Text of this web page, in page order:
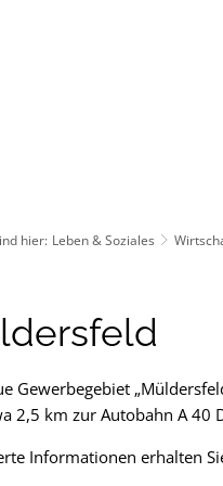
hier: Leben & Soziales
Gewerbegebiet
2,5 km zur Autobahn A 40
Informationen erhalten